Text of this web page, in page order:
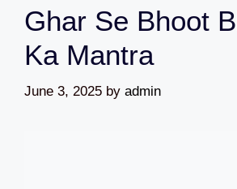
Ghar Se Bhoot
Ka Mantra
June 3, 2025 by admin